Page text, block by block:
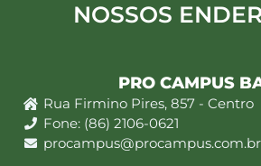
NOSSOS
PRO CAMPUS
Rua Firmino Pires, 857 - Centro
Fone: (86) 2106-0621
procampus@procampus.com.br